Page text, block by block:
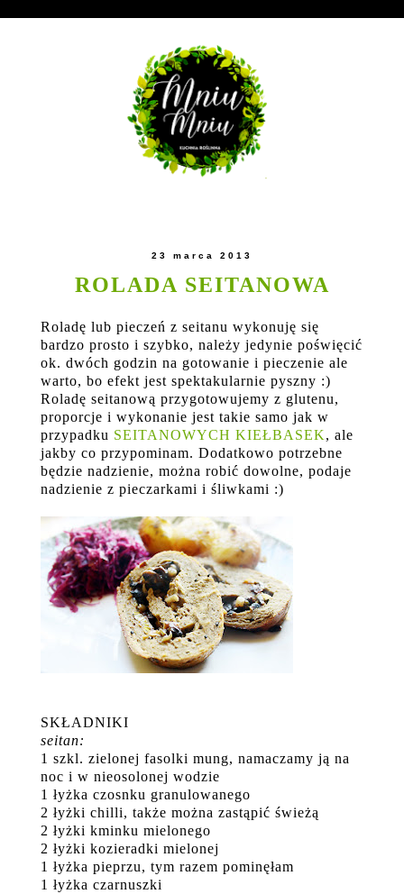
23 marca 2013
ROLADA SEITANOWA
Roladę lub pieczeń z seitanu wykonuję się
bardzo prosto i szybko, należy jedynie poświęcić
ok. dwóch godzin na gotowanie i pieczenie ale
warto, bo efekt jest spektakularnie pyszny :)
Roladę seitanową przygotowujemy z glutenu,
proporcje i wykonanie jest takie samo jak w
przypadku SEITANOWYCH KIEŁBASEK, ale
jakby co przypominam. Dodatkowo potrzebne
będzie nadzienie, można robić dowolne, podaje
nadzienie z pieczarkami i śliwkami :)
SKŁADNIKI
seitan:
1 szkl. zielonej fasolki mung, namaczamy ją na
noc i w nieosolonej wodzie
1 łyżka czosnku granulowanego
2 łyżki chilli, także można zastąpić świeżą
2 łyżki kminku mielonego
2 łyżki kozieradki mielonej
1 łyżka pieprzu, tym razem pominęłam
1 łyżka czarnuszki